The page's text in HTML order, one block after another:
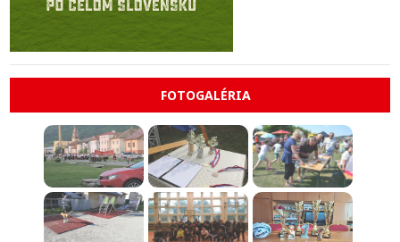
FOTOGALÉRIA